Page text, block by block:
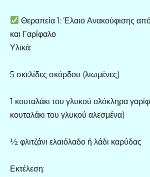
Θεραπεία 1: Έλαιο Ανακούφισης
και Γαρίφαλο
Υλικά:
5 σκελίδες σκόρδου (λιωμένες)
1 κουταλάκι του γλυκού ολόκληρα
κουταλάκι του γλυκού αλεσμένα)
½ φλιτζάνι ελαιόλαδο ή λάδι καρύδας
Εκτέλεση: